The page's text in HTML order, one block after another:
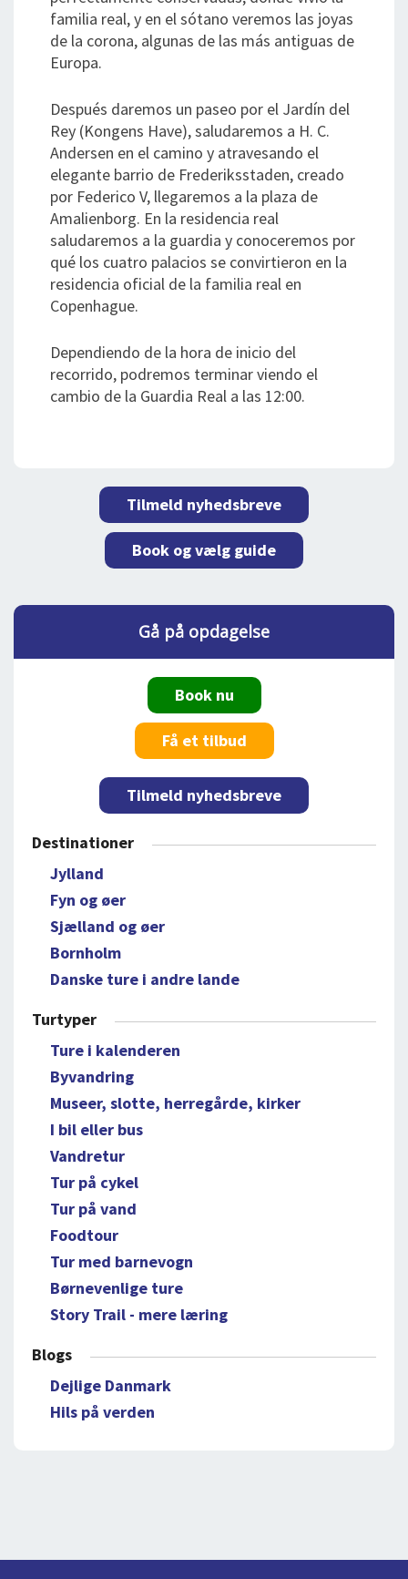
familia real, y en el sótano veremos las joyas
de la corona, algunas de las más antiguas de
Europa.
Después daremos un paseo por el Jardín del
Rey (Kongens Have), saludaremos a H. C.
Andersen en el camino y atravesando el
elegante barrio de Frederiksstaden, creado
por Federico V, llegaremos a la plaza de
Amalienborg. En la residencia real
saludaremos a la guardia y conoceremos por
qué los cuatro palacios se convirtieron en la
residencia oficial de la familia real en
Copenhague.
Dependiendo de la hora de inicio del
recorrido, podremos terminar viendo el
cambio de la Guardia Real a las 12:00.
Tilmeld nyhedsbreve
Book og vælg guide
Gå på opdagelse
Book nu
Få et tilbud
Tilmeld nyhedsbreve
Destinationer
Jylland
Fyn og øer
Sjælland og øer
Bornholm
Danske ture i andre lande
Turtyper
Ture i kalenderen
Byvandring
Museer, slotte, herregårde, kirker
I bil eller bus
Vandretur
Tur på cykel
Tur på vand
Foodtour
Tur med barnevogn
Børnevenlige ture
Story Trail - mere læring
Blogs
Dejlige Danmark
Hils på verden